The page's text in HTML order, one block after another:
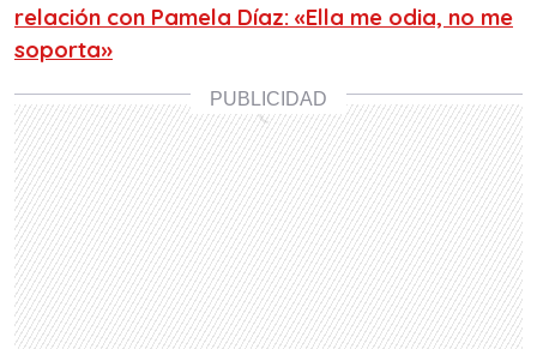
relación con Pamela Díaz: «Ella me odia, no me
soporta»